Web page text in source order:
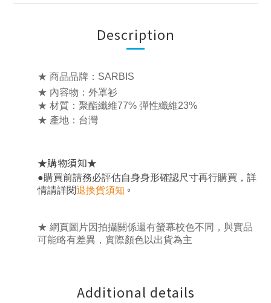
Description
★ 商品品牌：SARBIS
★ 內容物：外罩衫
★ 材質： 聚酯纖維77% 彈性纖維23%
★ 產地：台灣
★購物須知★
●購買前請務必評估自身身形確認尺寸再行購買 ， 詳
情請詳閱退換貨須知 。
★ 網頁圖片因拍攝關係還有螢幕校色不同，與實品
可能略有差異，實際顏色以出貨為主
Additional details